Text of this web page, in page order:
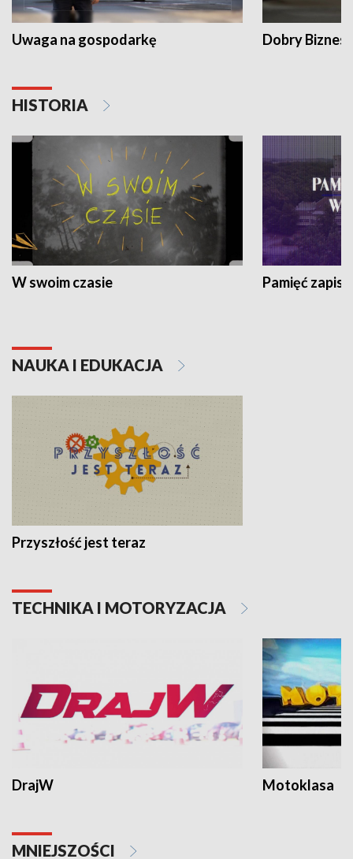
Uwaga na gospodarkę Dobry Biznes
HISTORIA
W swoim czasie Pamięć
NAUKA I EDUKACJA
Przyszłość jest teraz
TECHNIKA I MOTORYZACJA
DrajW Motoklasa
MNIEJSZOŚCI